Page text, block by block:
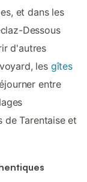
et dans les
Dessous
d'autres
les gîtes
entre
de Tarentaise et